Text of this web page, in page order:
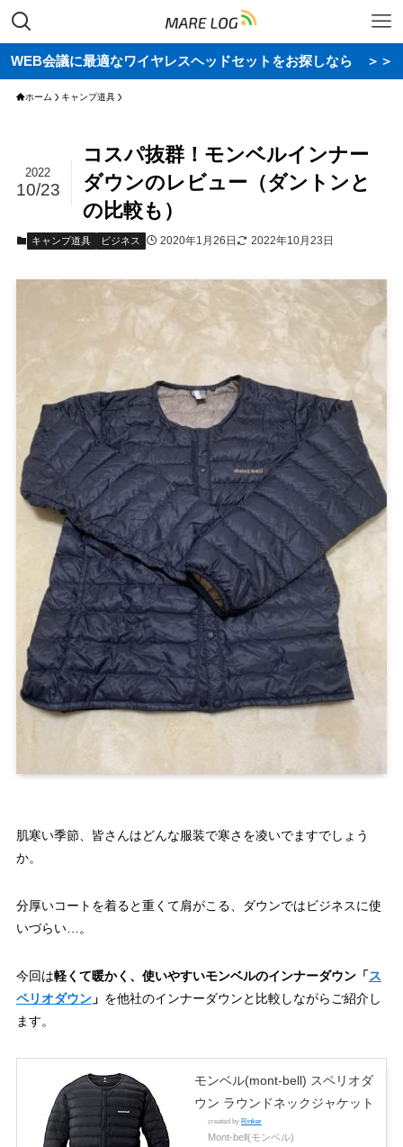
WEB会議に最適なワイヤレスヘッドセットをお探しなら ＞＞
ホーム キャンプ道具
コスパ抜群！モンベルインナー
ダウンのレビュー（ダントンと
の比較も）
2022
10/23
キャンプ道具 ビジネス 2020年1月26日 2022年10月23日
肌寒い季節、皆さんはどんな服装で寒さを凌いでますでしょう
か。
分厚いコートを着ると重くて肩がこる、ダウンではビジネスに使
いづらい…。
今回は軽くて暖かく、使いやすいモンベルのインナーダウン「ス
ペリオダウン」 を他社のインナーダウンと比較しながらご紹介し
ます。
モンベル(mont-bell) スペリオダ
ウン ラウンドネックジャケット
created by Rinker
Mont-bell(モンベル)